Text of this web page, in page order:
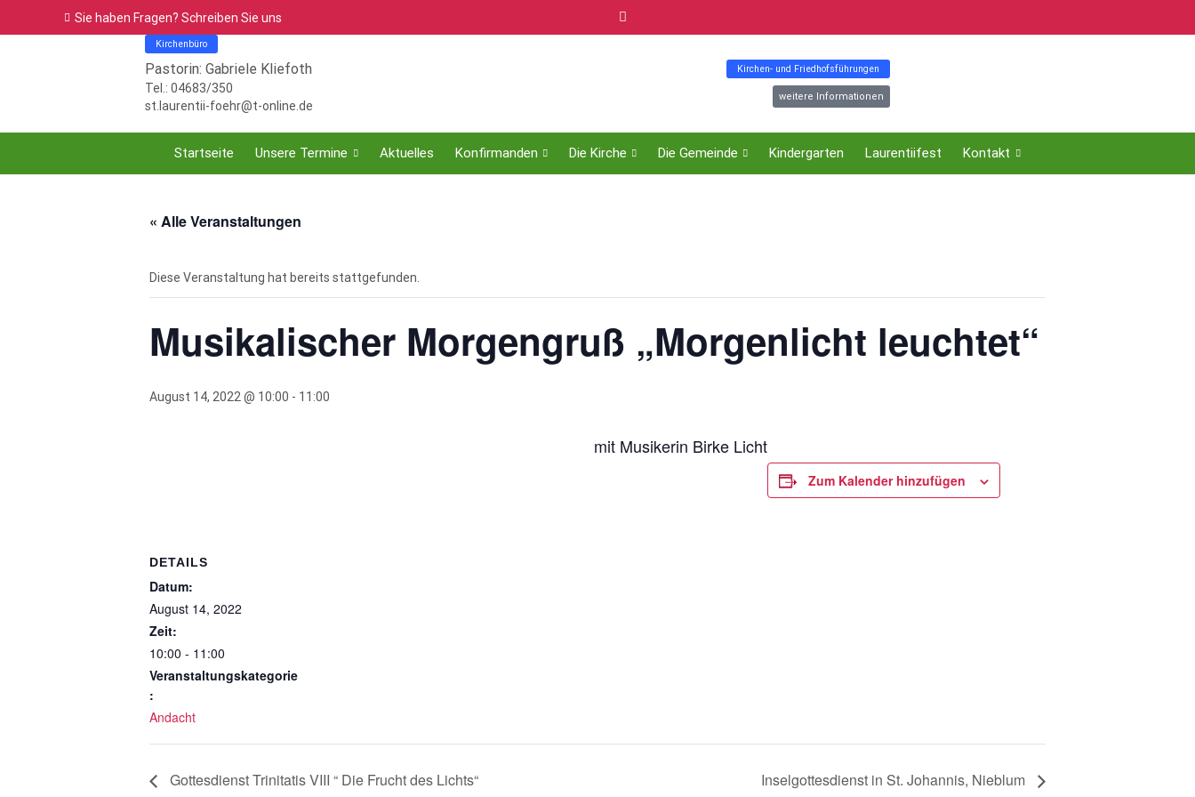
Sie haben Fragen? Schreiben Sie uns
Kirchenbüro
Pastorin: Gabriele Kliefoth
Tel.: 04683/350
st.laurentii-foehr@t-online.de
Kirchen- und Friedhofsführungen
weitere Informationen
Startseite Unsere Termine Aktuelles Konfirmanden Die Kirche Die Gemeinde Kindergarten Laurentiifest Kontakt
« Alle Veranstaltungen
Diese Veranstaltung hat bereits stattgefunden.
Musikalischer Morgengruß „Morgenlicht leuchtet“
August 14, 2022 @ 10:00 - 11:00
mit Musikerin Birke Licht
Zum Kalender hinzufügen
DETAILS
Datum:
August 14, 2022
Zeit:
10:00 - 11:00
Veranstaltungskategorie
:
Andacht
Gottesdienst Trinitatis VIII “ Die Frucht des Lichts“ Inselgottesdienst in St. Johannis, Nieblum